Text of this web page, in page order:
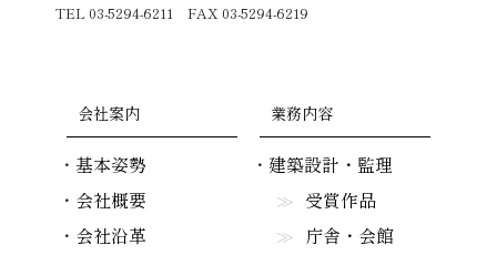
TEL 03-5294-6211 FAX 03-5294-6219
会社案内
基本姿勢
会社概要
会社沿革
業務内容
建築設計・監理
受賞作品
庁舎・会館